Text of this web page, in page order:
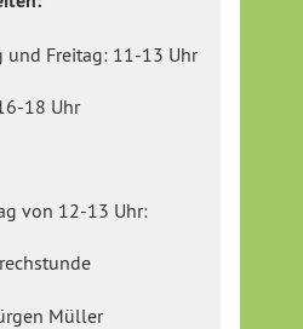
und Freitag: 11-13 Uhr
18 Uhr
von 12-13 Uhr:
Müller